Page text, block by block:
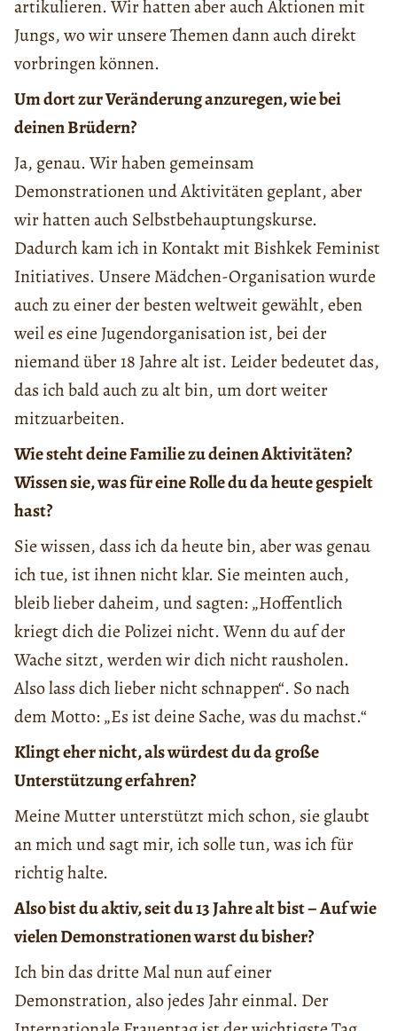
artikulieren. Wir hatten aber auch Aktionen mit
Jungs, wo wir unsere Themen dann auch direkt
vorbringen können.
Um dort zur Veränderung anzuregen, wie bei
deinen Brüdern?
Ja, genau. Wir haben gemeinsam
Demonstrationen und Aktivitäten geplant, aber
wir hatten auch Selbstbehauptungskurse.
Dadurch kam ich in Kontakt mit Bishkek Feminist
Initiatives. Unsere Mädchen-Organisation wurde
auch zu einer der besten weltweit gewählt, eben
weil es eine Jugendorganisation ist, bei der
niemand über 18 Jahre alt ist. Leider bedeutet das,
das ich bald auch zu alt bin, um dort weiter
mitzuarbeiten.
Wie steht deine Familie zu deinen Aktivitäten?
Wissen sie, was für eine Rolle du da heute gespielt
hast?
Sie wissen, dass ich da heute bin, aber was genau
ich tue, ist ihnen nicht klar. Sie meinten auch,
bleib lieber daheim, und sagten: „Hoffentlich
kriegt dich die Polizei nicht. Wenn du auf der
Wache sitzt, werden wir dich nicht rausholen.
Also lass dich lieber nicht schnappen“. So nach
dem Motto: „Es ist deine Sache, was du machst.“
Klingt eher nicht, als würdest du da große
Unterstützung erfahren?
Meine Mutter unterstützt mich schon, sie glaubt
an mich und sagt mir, ich solle tun, was ich für
richtig halte.
Also bist du aktiv, seit du 13 Jahre alt bist – Auf wie
vielen Demonstrationen warst du bisher?
Ich bin das dritte Mal nun auf einer
Demonstration, also jedes Jahr einmal. Der